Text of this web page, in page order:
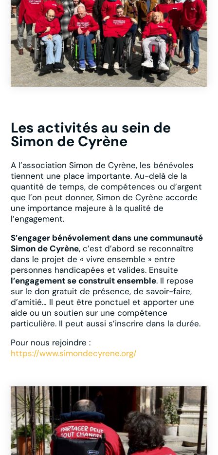
Les activités au sein de
Simon de Cyrène
A l’association Simon de Cyrène, les bénévoles
tiennent une place importante. Au-delà de la
quantité de temps, de compétences ou d’argent
que l’on peut donner, Simon de Cyrène accorde
une importance majeure à la qualité de
l’engagement.
S’engager bénévolement dans une communauté
Simon de Cyrène, c’est d’abord se reconnaître
dans le projet de « vivre ensemble » entre
personnes handicapées et valides. Ensuite
l’engagement se construit ensemble. Il repose
sur le don gratuit de présence, de savoir-faire,
d’amitié… Il peut être ponctuel et apporter une
aide ou un soutien sur une compétence
particulière. Il peut aussi s’inscrire dans la durée.
Pour nous rejoindre :
https://www.simondecyrene.org/